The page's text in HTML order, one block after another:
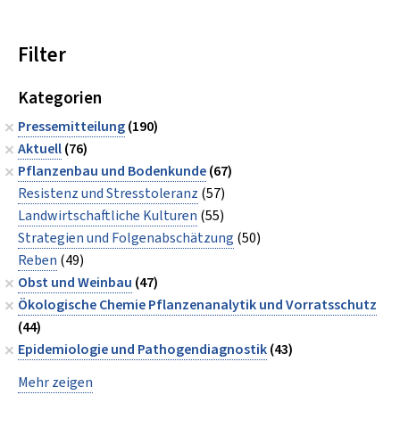
Filter
Kategorien
Pressemitteilung(190)
Aktuell(76)
Pflanzenbau und Bodenkunde(67)
Resistenz und Stresstoleranz (57)
Landwirtschaftliche Kulturen (55)
Strategien und Folgenabschätzung (50)
Reben (49)
Obst und Weinbau (47)
Ökologische Chemie Pflanzenanalytik und Vorratsschutz
(44)
Epidemiologie und Pathogendiagnostik(43)
Mehr zeigen